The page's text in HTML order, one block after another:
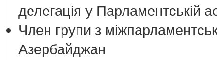
делегація у Парламентській
Член групи з
Азербайджан